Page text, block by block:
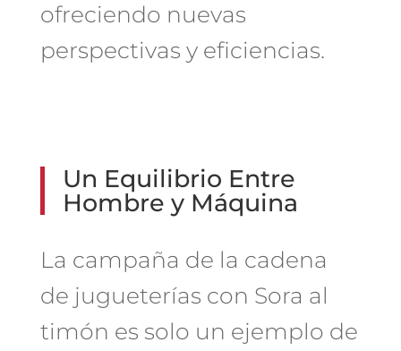
ofreciendo nuevas
perspectivas y eficiencias.
Un Equilibrio Entre
Hombre y Máquina
La campaña de la cadena
de jugueterías con Sora al
timón es solo un ejemplo de